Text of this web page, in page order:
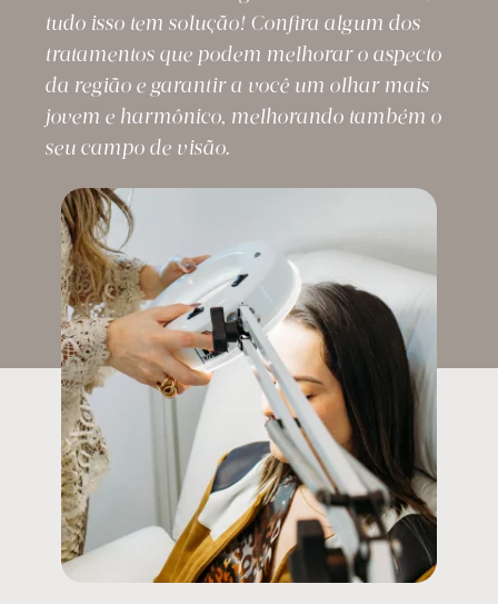
tudo isso tem solução! Confira algum dos
tratamentos que podem melhorar o aspecto
da região e garantir a você um olhar mais
jovem e harmônico, melhorando também o
seu campo de visão.